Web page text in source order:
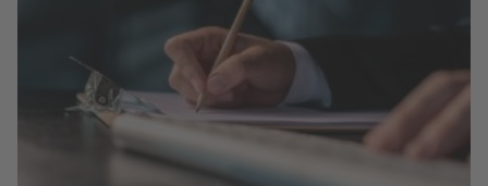
met fixen, begin met begrijpen.